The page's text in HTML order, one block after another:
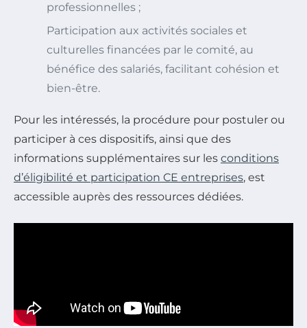
professionnelles ;
Participation aux activités sociales et
culturelles financées par le comité, au
bénéfice des salariés, facilitant cohésion et
bien-être.
Pour les intéressés, la procédure pour postuler ou
participer à ces dispositifs, ainsi que des
informations supplémentaires sur les conditions
d’éligibilité et participation CE entreprises, est
accessible auprès des ressources dédiées.